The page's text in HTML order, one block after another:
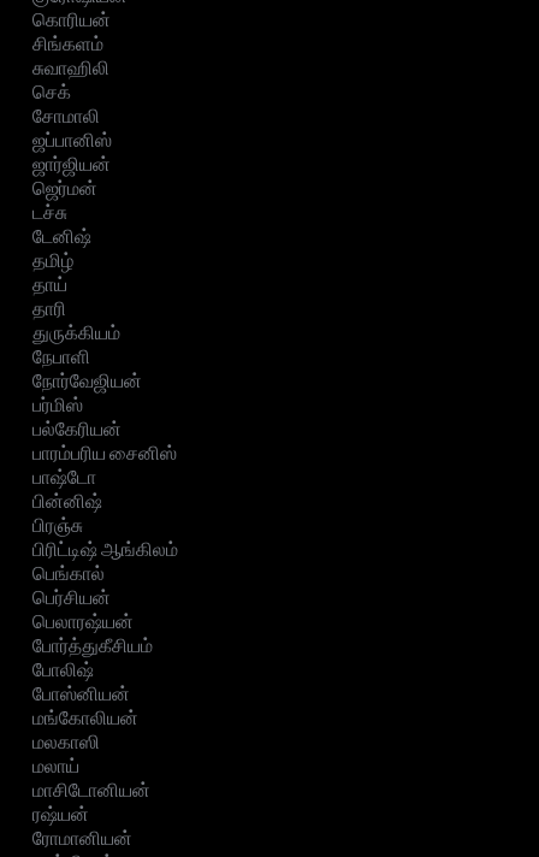
கொரியன்
சிங்களம்
சுவாஹிலி
செக்
சோமாலி
ஜப்பானிஸ்
ஜார்ஜியன்
ஜெர்மன்
டச்சு
டேனிஷ்
தமிழ்
தாய்
தாரி
துருக்கியம்
நேபாளி
நோர்வேஜியன்
பர்மிஸ்
பல்கேரியன்
பாரம்பரிய சைனிஸ்
பாஷ்டோ
பின்னிஷ்
பிரஞ்சு
பிரிட்டிஷ் ஆங்கிலம்
பெங்கால்
பெர்சியன்
பெலாரஷ்யன்
போர்த்துகீசியம்
போலிஷ்
போஸ்னியன்
மங்கோலியன்
மலகாஸி
மலாய்
மாசிடோனியன்
ரஷ்யன்
ரோமானியன்